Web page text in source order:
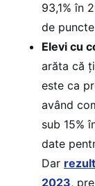
93,1% în
de
Elevi cu
arăta că
este ca
având
sub 15%
date
Dar
2023,